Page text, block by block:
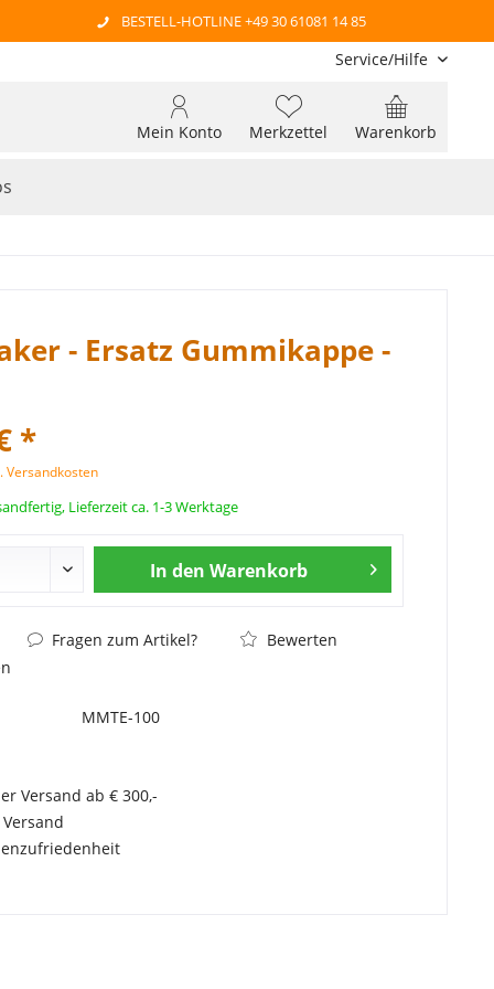
BESTELL-HOTLINE +49 30 61081 14 85
Service/Hilfe
Warenkorb
Merkzettel
Mein Konto
- Ersatz Gummikappe -
*
Versandkosten
Lieferzeit ca. 1-3 Werktage
In den Warenkorb
Fragen zum Artikel?
Bewerten
MMTE-100
Versand ab € 300,-